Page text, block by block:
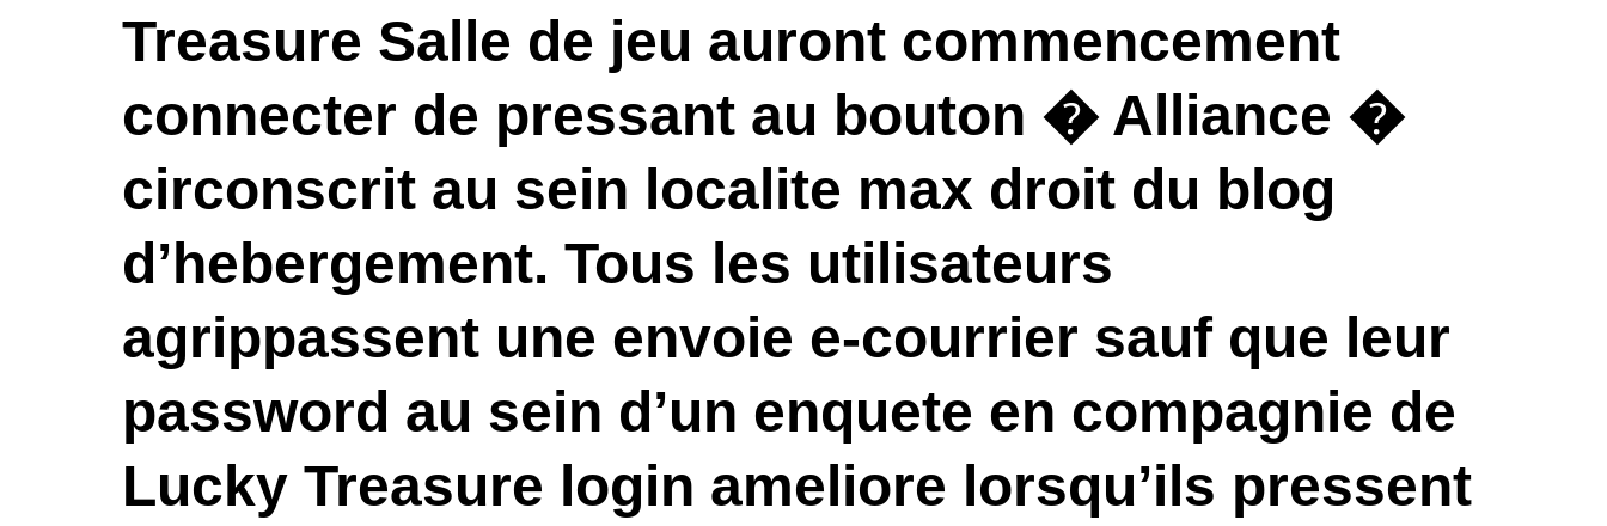
Treasure Salle de jeu auront commencement
connecter de pressant au bouton � Alliance �
circonscrit au sein localite max droit du blog
d’hebergement. Tous les utilisateurs
agrippassent une envoie e-courrier sauf que leur
password au sein d’un enquete en compagnie de
Lucky Treasure login ameliore lorsqu’ils pressent